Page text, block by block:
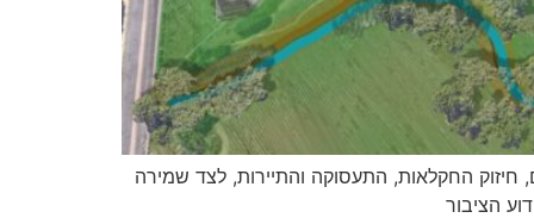
יום • התוכנית עוסקת בפיתוח היישובים, חיזוק החקלאות, התעסוקה והתיירות, לצד שמירה
הציבור